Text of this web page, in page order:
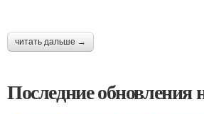
читать дальше →
Последние обновления